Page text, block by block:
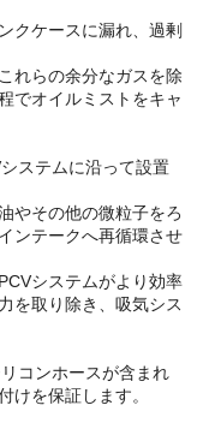
クケースに漏れ、過剰
れらの余分なガスを除
でオイルミストをキャ
ステムに沿って設置
やその他の微粒子をろ
ンテークへ再循環させ
システムがより効率
を取り除き、吸気シス
コンホースが含まれ
けを保証します。